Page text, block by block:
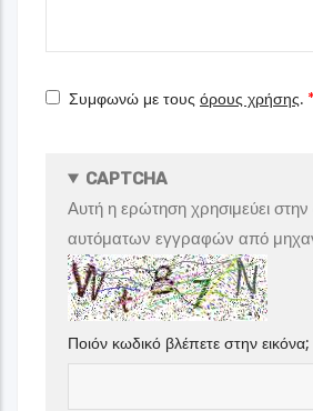
Συμφωνώ με τους όρους χρήσης.
CAPTCHA
Αυτή η ερώτηση χρησιμεύει
αυτόματων εγγραφών από
Ποιόν κωδικό βλέπετε στην εικόνα;